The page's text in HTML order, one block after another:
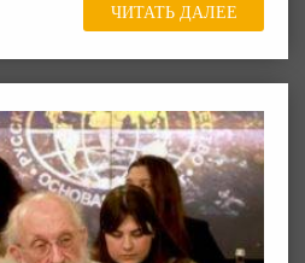
ЧИТАТЬ ДАЛЕЕ